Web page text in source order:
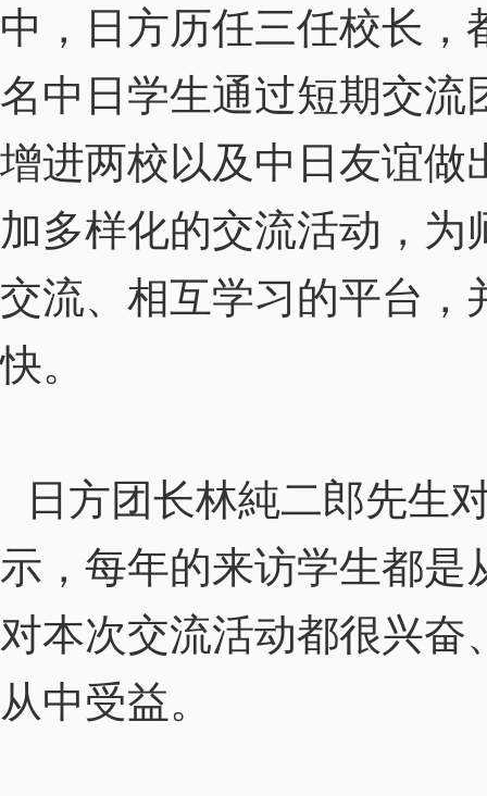
中，日方历任三任校长
名中日学生通过短期交
增进两校以及中日友谊
加多样化的交流活动，
交流、相互学习的平台
快。
日方团长林純二郎先生
示，每年的来访学生都
对本次交流活动都很兴
从中受益。